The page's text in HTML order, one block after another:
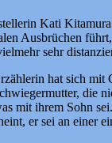
Kati
Ausbrüchen
sehr
hat sich
mit ihrem Sohn
er sei an einer